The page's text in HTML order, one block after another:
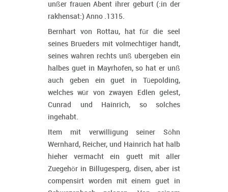
unßer frauen Abent ihrer geburt (:in der
rakhensat:) Anno .1315.
Bernhart von Rottau, hat für die seel
seines Brueders mit volmechtiger handt,
seines wahren rechts unß ubergeben ein
halbes guet in Mayrhofen, so hat er unß
auch geben ein guet in Tüepolding,
welches wür von zwayen Edlen gelest,
Cunrad und Hainrich, so solches
ingehabt.
Item mit verwilligung seiner Söhn
Wernhard, Reicher, und Hainrich hat halb
hieher vermacht ein guett mit aller
Zuegehör in Billugesperg, disen, aber ist
compensirt worden mit einem guet in